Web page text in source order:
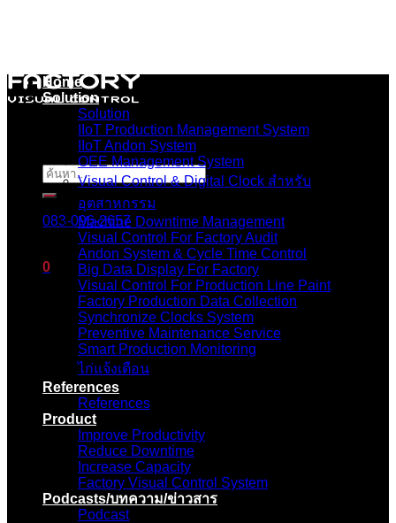
ค้นหา:
083-096-2657
0
ตะกร้าสินค้า
ไม่มีสินค้าในตะกร้า
Home
Solution
Solution
IIoT Production Management System
IIoT Andon System
OEE Management System
Visual Control & Digital Clock สำหรับ
อุตสาหกรรม
Machine Downtime Management
Visual Control For Factory Audit
Andon System & Cycle Time Control
Big Data Display For Factory
Visual Control For Production Line Paint
Factory Production Data Collection
Synchronize Clocks System
Preventive Maintenance Service
Smart Production Monitoring
ไก่แจ้งเตือน
References
References
Product
Improve Productivity
Reduce Downtime
Increase Capacity
Factory Visual Control System
Podcasts/บทความ/ข่าวสาร
Podcast